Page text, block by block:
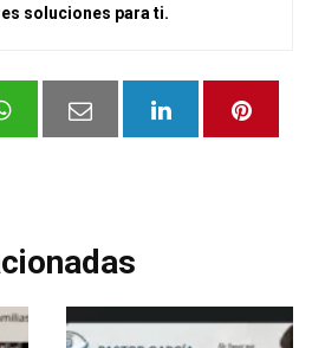
soluciones para ti.